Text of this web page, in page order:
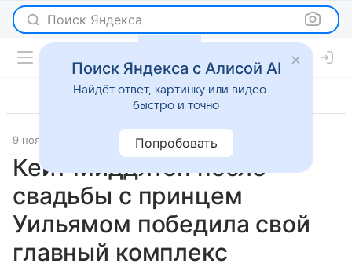
Поиск Яндекса
9 ноября 2023 Super.ru Светская жизнь
Кейт Миддлтон после
свадьбы с принцем
Уильямом победила свой
главный комплекс
Поиск Яндекса с Алисой AI
Найдёт ответ, картинку или видео —
быстро и точно
Попробовать